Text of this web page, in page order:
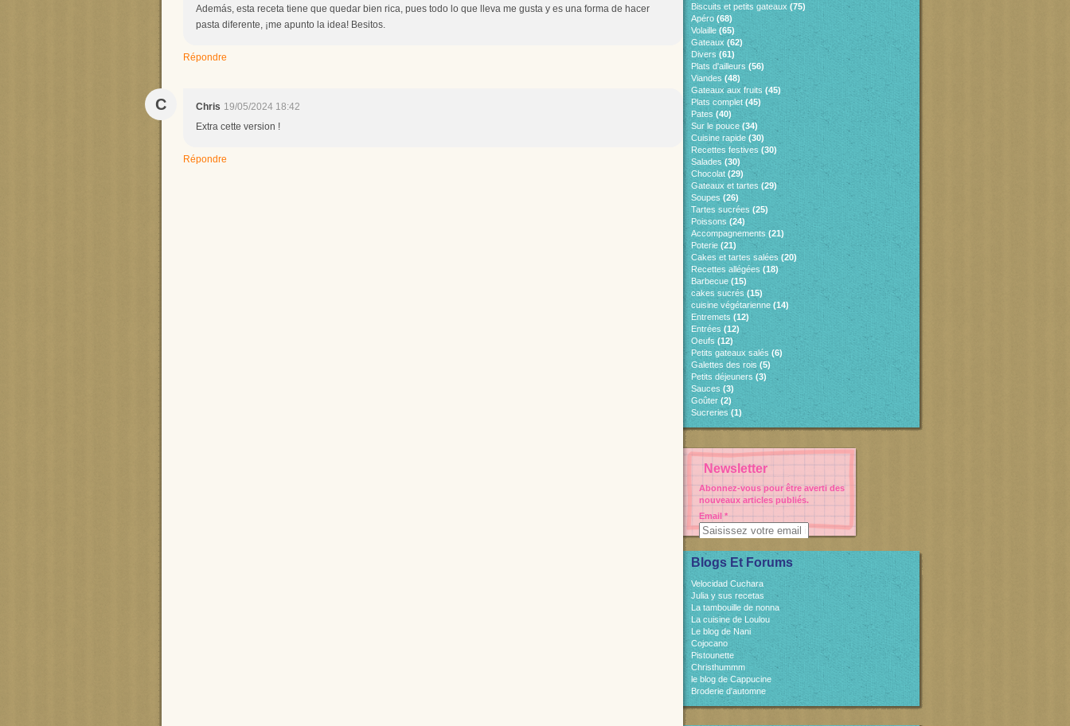
Además, esta receta tiene que quedar bien rica, pues todo lo que lleva me gusta y es una forma de hacer
pasta diferente, ¡me apunto la idea! Besitos.
Répondre
C Chris 19/05/2024 18:42
Extra cette version !
Répondre
Biscuits et petits gateaux (75)
Apéro (68)
Volaille (65)
Gateaux (62)
Divers (61)
Plats d'ailleurs (56)
Viandes (48)
Gateaux aux fruits (45)
Plats complet(45)
Pates (40)
Sur le pouce (34)
Cuisine rapide (30)
Recettes festives (30)
Salades(30)
Chocolat (29)
Gateaux et tartes (29)
Soupes (26)
Tartes sucrées (25)
Poissons(24)
Accompagnements (21)
Poterie (21)
Cakes et tartes salées (20)
Recettes allégées (18)
Barbecue (15)
cakes sucrés (15)
cuisine végétarienne (14)
Entremets (12)
Entrées (12)
Oeufs (12)
Petits gateaux salés (6)
Galettes des rois (5)
Petits déjeuners (3)
Sauces (3)
Goûter(2)
Sucreries (1)
Newsletter
Abonnez-vous pour être averti des
nouveaux articles publiés.
Email
Blogs Et Forums
Velocidad Cuchara
Julia y sus recetas
La tambouille de nonna
La cuisine de Loulou
Le blog de Nani
Cojocano
Pistounette
Christhummm
le blog de Cappucine
Broderie d'automne